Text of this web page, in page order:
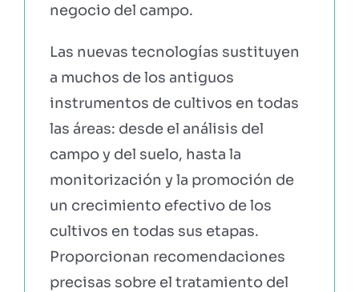
negocio del campo.
Las nuevas tecnologías sustituyen
a muchos de los antiguos
instrumentos de cultivos en todas
las áreas: desde el análisis del
campo y del suelo, hasta la
monitorización y la promoción de
un crecimiento efectivo de los
cultivos en todas sus etapas.
Proporcionan recomendaciones
precisas sobre el tratamiento del